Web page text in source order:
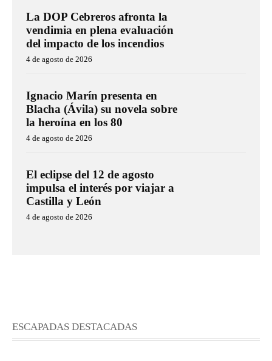
La DOP Cebreros afronta la
vendimia en plena evaluación
del impacto de los incendios
4 de agosto de 2026
Ignacio Marín presenta en
Blacha (Ávila) su novela sobre
la heroína en los 80
4 de agosto de 2026
El eclipse del 12 de agosto
impulsa el interés por viajar a
Castilla y León
4 de agosto de 2026
ESCAPADAS DESTACADAS